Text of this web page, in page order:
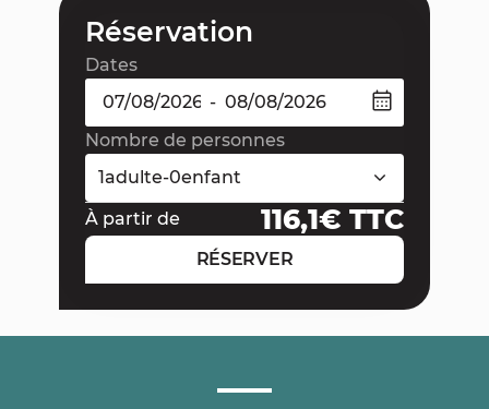
Réservation
Dates
-
Nombre de personnes
1adulte-0enfant
À partir de
116,1€ TTC
RÉSERVER